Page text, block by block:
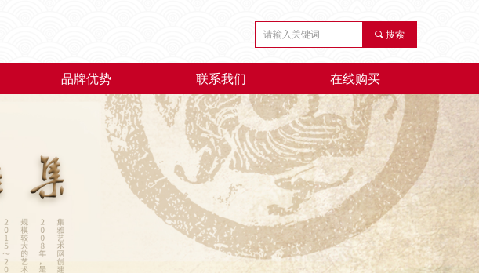
끠 搜索
品牌优势
品牌优势
联系我们
联系我们
在线购买
在线购买